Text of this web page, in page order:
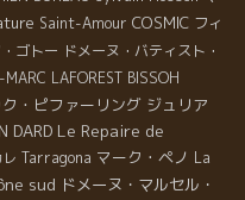
Saint-Amour COSMIC フィ
ゴトー ドメーヌ・バティスト・
LAFOREST BISSOH
・ピファーリング ジュリア
DARD Le Repaire de
Tarragona マーク・ペノ La
sud ドメーヌ・マルセル・